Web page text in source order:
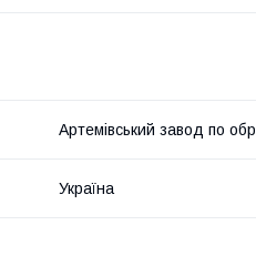
Артемівський завод по
Україна